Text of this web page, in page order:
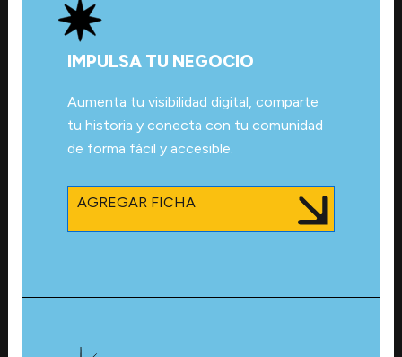
IMPULSA TU NEGOCIO
Aumenta tu visibilidad digital, comparte
tu historia y conecta con tu comunidad
de forma fácil y accesible.
AGREGAR FICHA